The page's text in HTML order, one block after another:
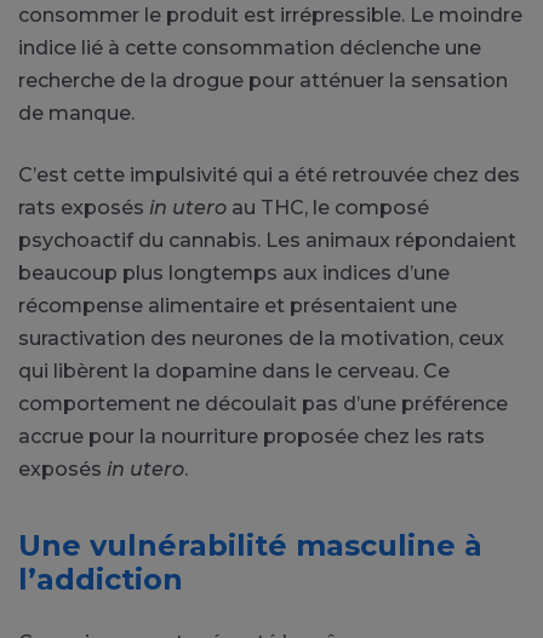
consommer le produit est irrépressible. Le moindre
indice lié à cette consommation déclenche une
recherche de la drogue pour atténuer la sensation
de manque.
C’est cette impulsivité qui a été retrouvée chez des
rats exposés in utero au THC, le composé
psychoactif du cannabis. Les animaux répondaient
beaucoup plus longtemps aux indices d’une
récompense alimentaire et présentaient une
suractivation des neurones de la motivation, ceux
qui libèrent la dopamine dans le cerveau. Ce
comportement ne découlait pas d’une préférence
accrue pour la nourriture proposée chez les rats
exposés in utero.
Une vulnérabilité masculine à
l’addiction